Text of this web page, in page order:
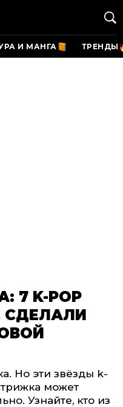
И МАНГА ТРЕНДЫ
7 K-POP
СДЕЛАЛИ
Но эти звёзды k-
может
Узнайте, кто из